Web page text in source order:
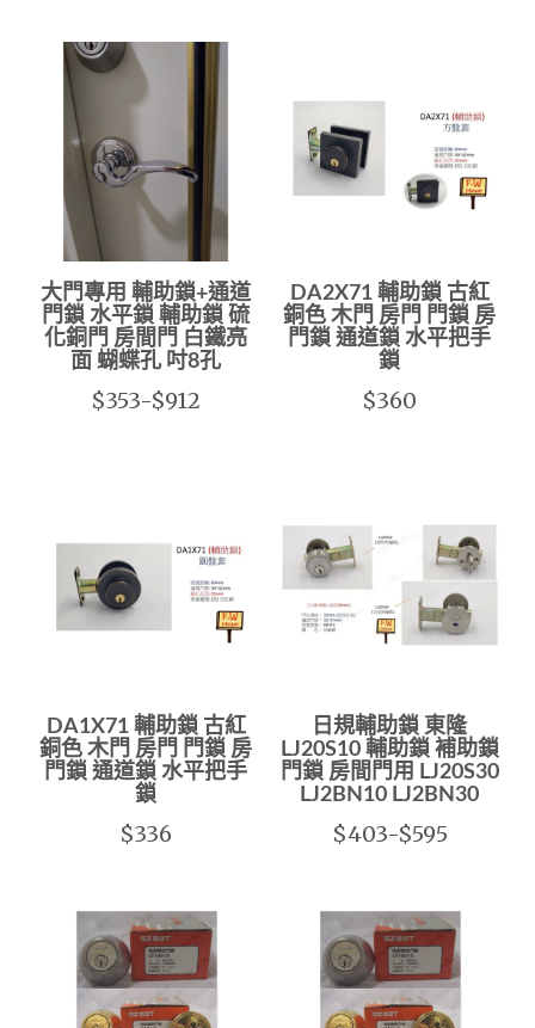
大門專用 輔助鎖+通道
門鎖 水平鎖 輔助鎖 硫
化銅門 房間門 白鐵亮
面 蝴蝶孔 吋8孔
$353-$912
DA2X71 輔助鎖 古紅
銅色 木門 房門 門鎖 房
門鎖 通道鎖 水平把手
鎖
$360
DA1X71 輔助鎖 古紅
銅色 木門 房門 門鎖 房
門鎖 通道鎖 水平把手
鎖
$336
日規輔助鎖 東隆
LJ20S10 輔助鎖 補助鎖
門鎖 房間門用 LJ20S30
LJ2BN10 LJ2BN30
$403-$595